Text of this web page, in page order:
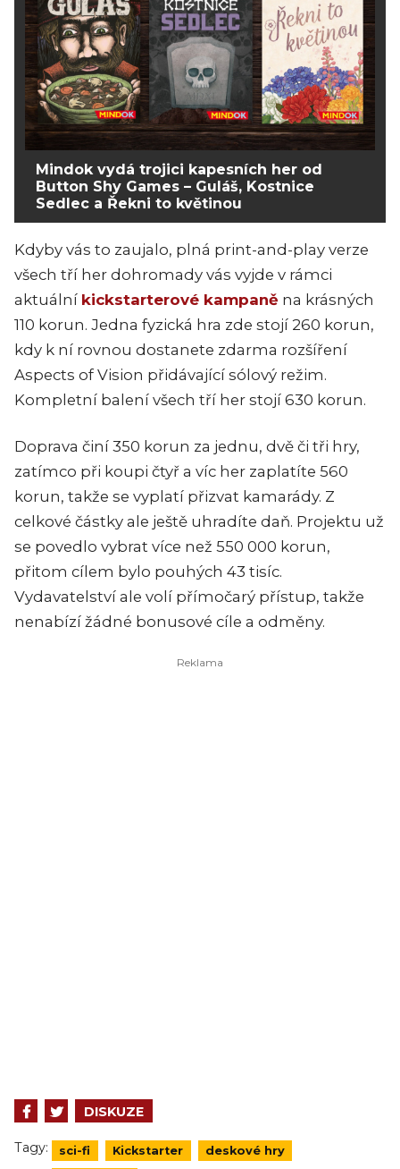
Mindok vydá trojici kapesních her od
Button Shy Games – Guláš, Kostnice
Sedlec a Řekni to květinou
Kdyby vás to zaujalo, plná print-and-play verze
všech tří her dohromady vás vyjde v rámci
aktuální kickstarterové kampaně na krásných
110 korun. Jedna fyzická hra zde stojí 260 korun,
kdy k ní rovnou dostanete zdarma rozšíření
Aspects of Vision přidávající sólový režim.
Kompletní balení všech tří her stojí 630 korun.
Doprava činí 350 korun za jednu, dvě či tři hry,
zatímco při koupi čtyř a víc her zaplatíte 560
korun, takže se vyplatí přizvat kamarády. Z
celkové částky ale ještě uhradíte daň. Projektu už
se povedlo vybrat více než 550 000 korun,
přitom cílem bylo pouhých 43 tisíc.
Vydavatelství ale volí přímočarý přístup, takže
nenabízí žádné bonusové cíle a odměny.
DISKUZE
Tagy: sci-fi Kickstarter deskové hry